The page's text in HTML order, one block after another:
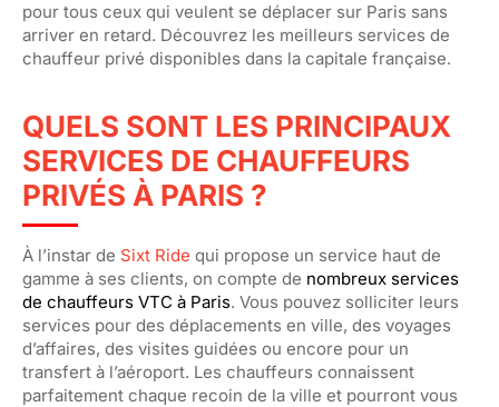
pour tous ceux qui veulent se déplacer sur Paris sans
arriver en retard. Découvrez les meilleurs services de
chauffeur privé disponibles dans la capitale française.
QUELS SONT LES PRINCIPAUX
SERVICES DE CHAUFFEURS
PRIVÉS À PARIS ?
À l’instar de Sixt Ride qui propose un service haut de
gamme à ses clients, on compte de nombreux services
de chauffeurs VTC à Paris. Vous pouvez solliciter leurs
services pour des déplacements en ville, des voyages
d’affaires, des visites guidées ou encore pour un
transfert à l’aéroport. Les chauffeurs connaissent
parfaitement chaque recoin de la ville et pourront vous